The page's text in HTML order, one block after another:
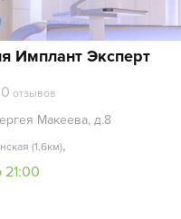
Имплант Эксперт
0 отзывов
Макеева, д.8
(1.6км),
21:00